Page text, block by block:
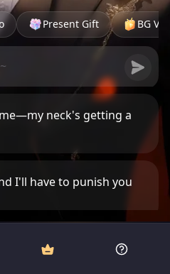
Present Gift BG
neck's getting a
I'll have to punish you